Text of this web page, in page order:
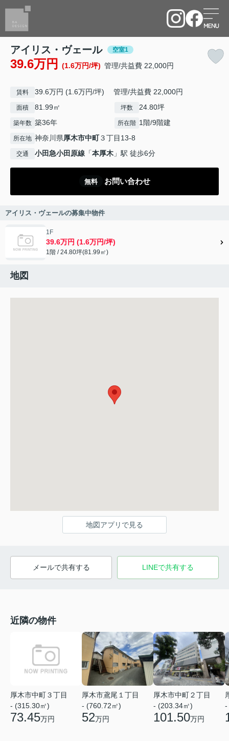
アイリス・ヴェール 空室1
39.6万円 (1.6万円/坪) 管理/共益費 22,000円
賃料 39.6万円 (1.6万円/坪) 管理/共益費 22,000円
面積 81.99㎡ 坪数 24.80坪
築年数 築36年 所在階 1階/9階建
所在地 神奈川県厚木市中町３丁目13-8
交通 小田急小田原線 「本厚木 」駅 徒歩6分
無料 お問い合わせ
アイリス・ヴェールの募集中物件
1F
39.6万円 (1.6万円/坪)
1階 / 24.80坪(81.99㎡)
地図
地図アプリで見る
メールで共有する LINEで共有する
近隣の物件
厚木市中町３丁目
- (315.30㎡)
73.45万円
厚木市鳶尾１丁目
- (760.72㎡)
52万円
厚木市中町２丁目
- (203.34㎡)
101.50万円
-